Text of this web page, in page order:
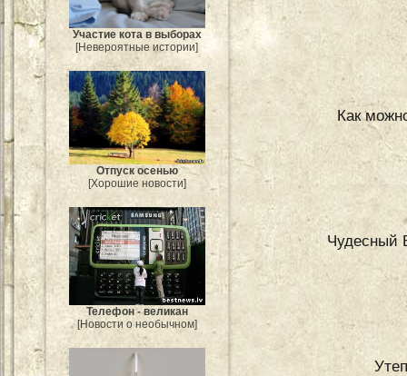
Участие кота в выборах
[Невероятные истории]
Отпуск осенью
[Хорошие новости]
Телефон - великан
[Новости о необычном]
Как
Чудесный